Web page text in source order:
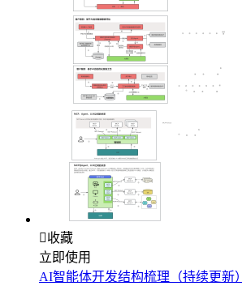
收藏
立即使用
AI智能体开发结构梳理（持续更新）